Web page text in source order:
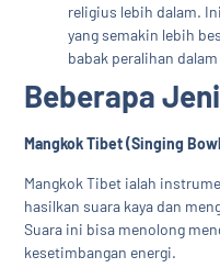
religius lebih dalam.
yang semakin lebih
babak peralihan
Beberapa
Mangkok Tibet (Singing
Mangkok Tibet ialah
hasilkan suara kaya dan
Suara ini bisa menolong
kesetimbangan energi.